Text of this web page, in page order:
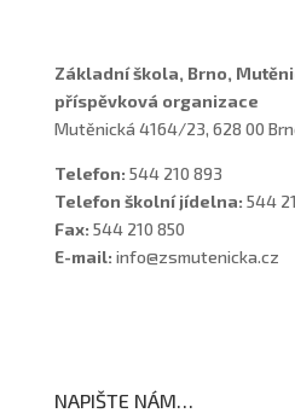
Základní škola, Brno,
příspěvková organizace
Mutěnická 4164/23, 628 00
Telefon: 544 210 893
Telefon školní jídelna: 544
Fax: 544 210 850
E-mail: info@zsmutenicka.cz
NAPIŠTE NÁM…